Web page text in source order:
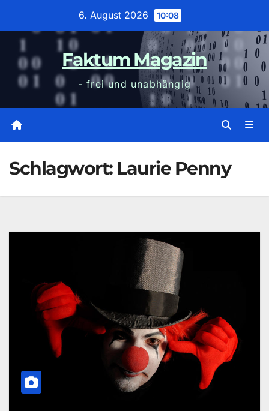
6. August 2026 10:08
Faktum Magazin
- frei und unabhängig
Schlagwort: Laurie Penny